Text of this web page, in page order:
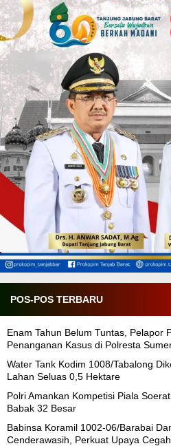
POS-POS TERBARU
Enam Tahun Belum Tuntas, Pelapor
Penanganan Kasus di Polresta
Water Tank Kodim 1008/Tabalong
Lahan Seluas 0,5 Hektare
Polri Amankan Kompetisi Piala
Babak 32 Besar
Babinsa Koramil 1002-06/Barabai
Cenderawasih, Perkuat Upaya